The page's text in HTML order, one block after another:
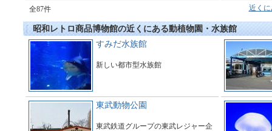
全87件 近く
昭和レトロ商品博物館の近くにある動植物園・水族館
すみだ水族館
新しい都市型水族館
東武動物公園
東武鉄道グループの東武レジャー企